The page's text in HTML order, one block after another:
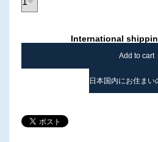
International
Add to cart
日本国内にお住まい